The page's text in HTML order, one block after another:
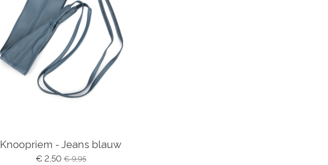
Knoopriem - Jeans blauw
€ 2,50 € 9,95